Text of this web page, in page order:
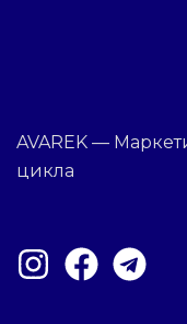
AVAREK —
цикла